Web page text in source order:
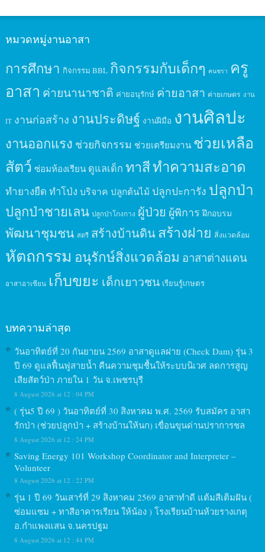
หมวดหมู่งานอาสา
การศึกษา กิจกรรม BBL กิจกรรมกับเด็กๆ คนชรา ครู
อาสา ค่ายนานาชาติ ค่ายอนุรักษ์ ค่ายอาสา ค่ายเกษตร งาน
IT งานก่อสร้าง งานประดิษฐ์ งานฝีมือ งานศิลปะ
งานออกแรง ช่วยกิจกรรม ช่วยเตรียมงาน ช่วยเหลือ
สัตว์ ซ่อมห้องเรียน ดูแลเด็ก ทาสีทำความสะอาด
ทำยางยืด ทำโป่ง บริจาค ปลูกต้นไม้ ปลูกปะการัง ปลูกป่า
ปลูกป่าชายเลน ปลูกป่าโกงกาง ผู้ป่วย ผู้พิการ ฝึกอบรม
พัฒนาชุมชน สตรี สร้างบ้านดินสร้างฝาย สิ่งแวดล้อม
หัตถกรรม อนุรักษ์สิ่งแวดล้อม อาสาต่างแดน
อาสาอาเซียน เก็บขยะ เด็กเยาวชน เรียนรู้เกษตร
บทความล่าสุด
วันอาทิตย์ที่ 20 กันยายน 2569 อาสาดูแลฝาย (Check Dam) รุ่น 3
ปี 69 ดูแลฟื้นฟูสายน้ำ คืนความชุมชื้นให้ระบบนิเวศ ลดการสูญ
เสียสัตว์ป่า ภายใน 1 วัน จ.เพชรบุรี
8 August 2026 at 12 : 04 PM
( รุ่น5 ปี 69 ) วันอาทิตย์ที่ 30 สิงหาคม พ.ศ. 2569 รับสมัคร อาสา
รักป่า (ช่วยปลูกป่า + สร้างบ้านให้นก) เขื่อนขุนด่านปราการชล
8 August 2026 at 12 : 24 PM
Saving Energy 101 Workshop Coordinator and Interpreter –
Volunteer
8 August 2026 at 12 : 22 PM
รุ่น 1 ปี 69 วันเสาร์ที่ 29 สิงหาคม 2569 อาสาทำดี แต้มสีเติมฝัน (
ซ่อมแซม + ทาสีอาคารเรียน ให้น้อง ) โรงเรียนบ้านห้วยรางเกตุ
อ.กำแพงแสน จ.นครปฐม
8 August 2026 at 12 : 44 PM